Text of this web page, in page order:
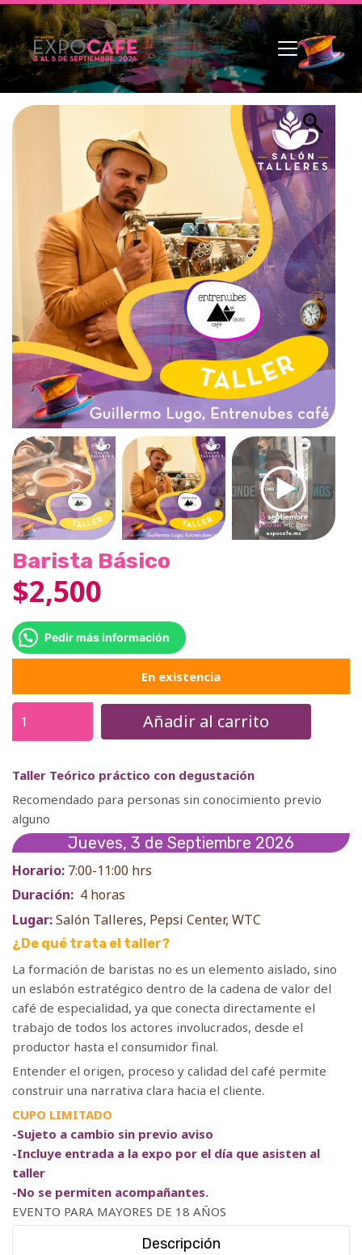
Barista Básico
$2,500
Pedir más información
En existencia
Añadir al carrito
Taller Teórico práctico con degustación
Recomendado para personas sin conocimiento previo
alguno
Jueves, 3 de Septiembre 2026
Horario: 7:00-11:00 hrs
Duración: 4 horas
Lugar:Salón Talleres, Pepsi Center, WTC
¿De qué trata el taller?
La formación de baristas no es un elemento aislado, sino
un eslabón estratégico dentro de la cadena de valor del
café de especialidad, ya que conecta directamente el
trabajo de todos los actores involucrados, desde el
productor hasta el consumidor final.
Entender el origen, proceso y calidad del café permite
construir una narrativa clara hacia el cliente.
CUPO LIMITADO
-Sujeto a cambio sin previo aviso
-Incluye entrada a la expo por el día que asisten al
taller
-No se permiten acompañantes.
EVENTO PARA MAYORES DE 18 AÑOS
Descripción